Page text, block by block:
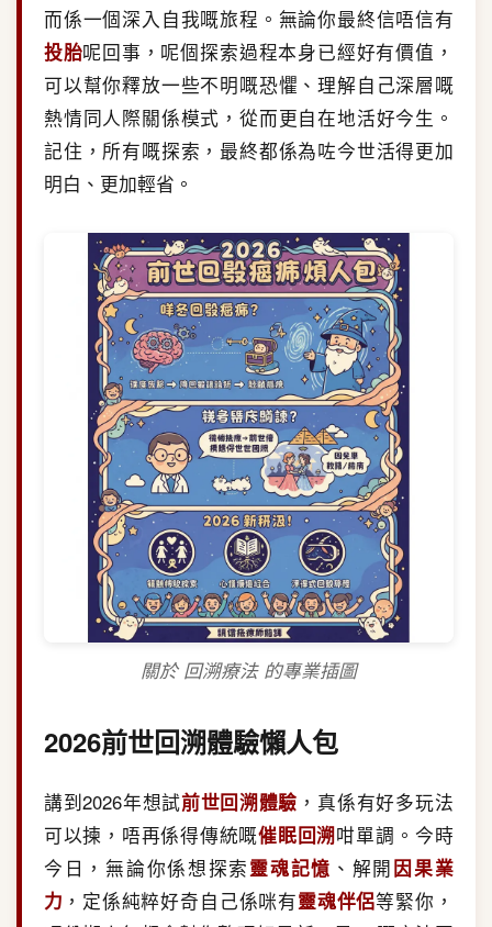
而係一個深入自我嘅旅程。無論你最終信唔信有
投胎呢回事，呢個探索過程本身已經好有價值，
可以幫你釋放一些不明嘅恐懼、理解自己深層嘅
熱情同人際關係模式，從而更自在地活好今生。
記住，所有嘅探索，最終都係為咗今世活得更加
明白、更加輕省。
關於 回溯療法 的專業插圖
2026前世回溯體驗懶人包
講到2026年想試前世回溯體驗 ，真係有好多玩法
可以揀，唔再係得傳統嘅催眠回溯咁單調。今時
今日，無論你係想探索靈魂記憶 、解開因果業
力 ，定係純粹好奇自己係咪有靈魂伴侶等緊你，